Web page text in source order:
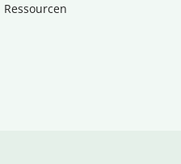
Ressourcen